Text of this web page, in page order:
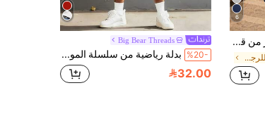
6
طقم رجالي مقاس كبير من قطعتين: قميص بولو كاجوال بياقة مطوية وشورت برباط، بطبعة فارس وحصان أنيقة وفاخرة، مناسب للشاطئ والسفر والمنزل والارتداء اليومي، ملابس رياضية مريحة وقابلة للتنفس
في أطقم بولو للرجال بمقاسات كبيرة
Big Bear Threads
%20- بدلة رياضية من سلسلة الموضة الكاجوال للرجال "دب تيدي" بتصميم متدرج اللون، من قماش البوليستر المحبوك، بتصميم ياقة دائرية، وشورت بسحاب، وتفاصيل جيوب، وقياس عادي، مناسب للمقاسات الكبيرة
32.00